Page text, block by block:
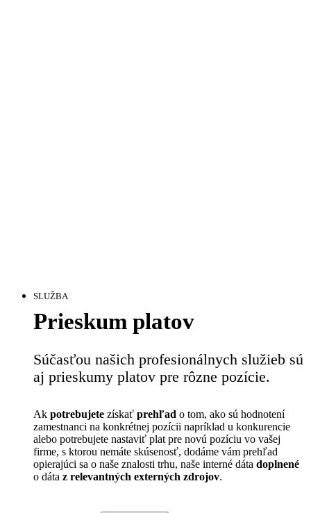
SLUŽBA
Prieskum platov
Súčasťou našich profesionálnych služieb sú
aj prieskumy platov pre rôzne pozície.
Ak potrebujete získať prehľad o tom, ako sú hodnotení
zamestnanci na konkrétnej pozícii napríklad u konkurencie
alebo potrebujete nastaviť plat pre novú pozíciu vo vašej
firme, s ktorou nemáte skúsenosť, dodáme vám prehľad
opierajúci sa o naše znalosti trhu, naše interné dáta doplnené
o dáta z relevantných externých zdrojov.